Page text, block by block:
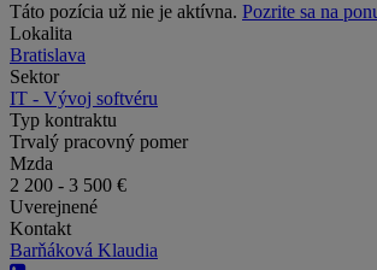
Táto pozícia už nie je aktívna. Pozrite sa na
Lokalita
Bratislava
Sektor
IT - Vývoj softvéru
Typ kontraktu
Trvalý pracovný pomer
Mzda
2 200 - 3 500 €
Uverejnené
Kontakt
Barňáková Klaudia